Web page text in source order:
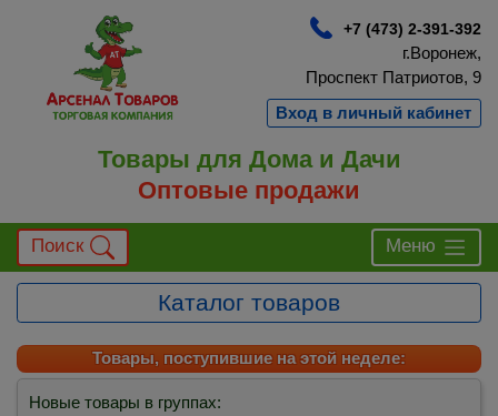
+7 (473) 2-391-392
г.Воронеж,
Проспект Патриотов, 9
Вход в личный кабинет
Товары для Дома и Дачи
Оптовые продажи
Поиск Меню
Каталог товаров
Товары, поступившие на этой неделе:
Новые товары в группах: